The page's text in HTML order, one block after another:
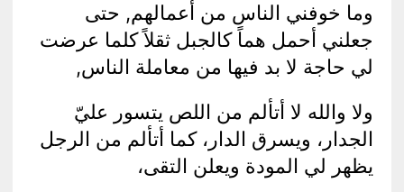
وما خوفني الناس من أعمالهم, حتى
جعلني أحمل هماً كالجبل ثقلاً كلما عرضت
لي حاجة لا بد فيها من معاملة الناس,
ولا والله لا أتألم من اللص يتسور عليّ
الجدار، ويسرق الدار،كما أتألم من الرجل
يظهر لي المودة ويعلن التقى،